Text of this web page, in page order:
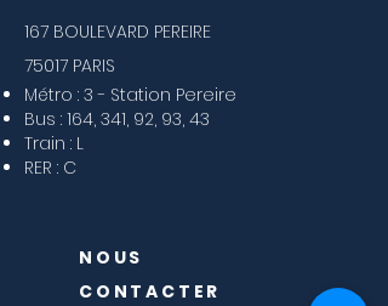
167 BOULEVARD PEREIRE
75017 PARIS
Métro : 3 - Station Pereire
Bus : 164, 341, 92, 93, 43
Train : L
RER : C
NOUS
CONTACTER